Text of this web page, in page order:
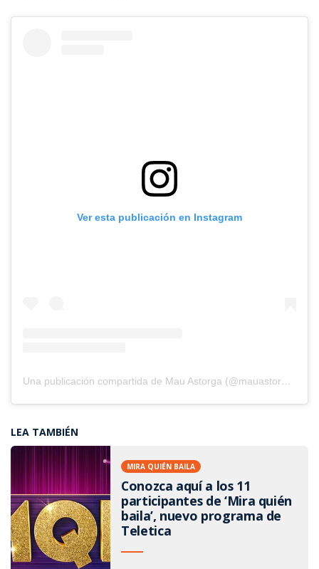
Ver esta publicación en Instagram
Una publicación compartida de Mau Astorga (@mauastorga)
LEA TAMBIÉN
MIRA QUIÉN BAILA
Conozca aquí a los 11
participantes de ‘Mira quién
baila’, nuevo programa de
Teletica